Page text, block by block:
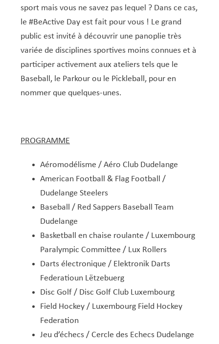
Musée municipal
Service national de la jeunesse (SNJ) – Antenne
locale
Service écologique – Maison verte
Subsides et aides en matière d’environnement
Vélo
Zones 20 & 30
Réserve naturelle Haard
Sentier narratif (Lauschterwee)
Urban Garden NeiSchmelz
Vergers publics
Service logement
Pacte Logement 2.0
PAG (Plan d’Aménagement Général)
PAP NQ en cours de procédure
PAG
PAP QE
Projet NeiSchmelz
Shared space
sport mais vous ne savez pas lequel ? Dans ce cas,
le #BeActive Day est fait pour vous ! Le grand
public est invité à découvrir une panoplie très
variée de disciplines sportives moins connues et à
participer activement aux ateliers tels que le
Baseball, le Parkour ou le Pickleball, pour en
nommer que quelques-unes.
PROGRAMME
Aéromodélisme / Aéro Club Dudelange
American Football & Flag Football /
Dudelange Steelers
Baseball / Red Sappers Baseball Team
Dudelange
Basketball en chaise roulante / Luxembourg
Paralympic Committee / Lux Rollers
Darts électronique / Elektronik Darts
Federatioun Lëtzebuerg
Disc Golf / Disc Golf Club Luxembourg
Field Hockey / Luxembourg Field Hockey
Federation
Jeu d’échecs / Cercle des Echecs Dudelange